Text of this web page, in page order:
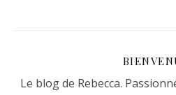
Le blog de Rebecca.